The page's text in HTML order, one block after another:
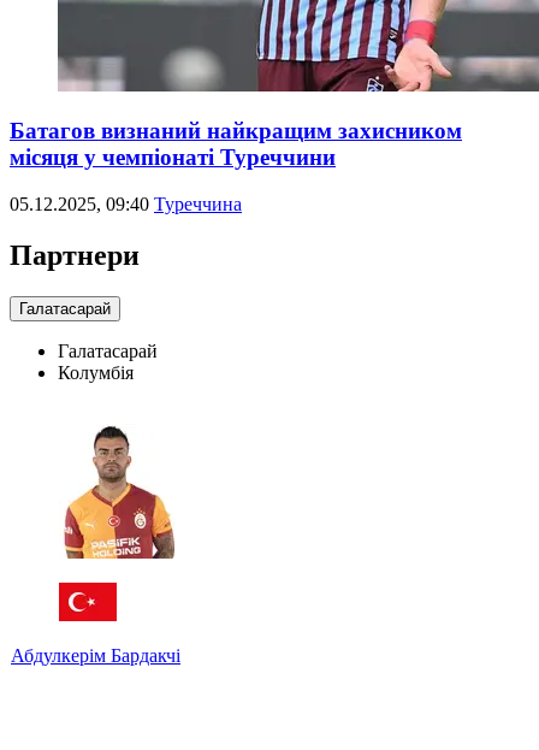
Батагов визнаний найкращим захисником
місяця у чемпіонаті Туреччини
05.12.2025, 09:40 Туреччина
Партнери
Галатасарай
Галатасарай
Колумбія
Абдулкерім Бардакчі